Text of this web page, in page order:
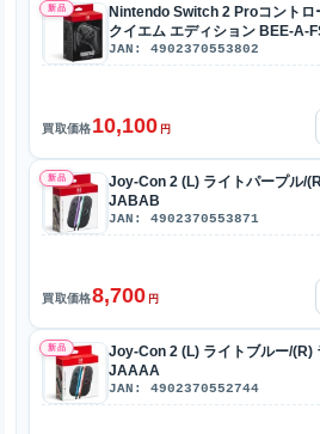
新品
Nintendo Switch 2 Proコントロ
クイエム エディション BEE-A-
JAN: 4902370553802
買取価格10,100 円
新品
Joy-Con 2 (L) ライトパープル/
JABAB
JAN: 4902370553871
買取価格8,700 円
新品
Joy-Con 2 (L) ライトブルー/(R)
JAAAA
JAN: 4902370552744